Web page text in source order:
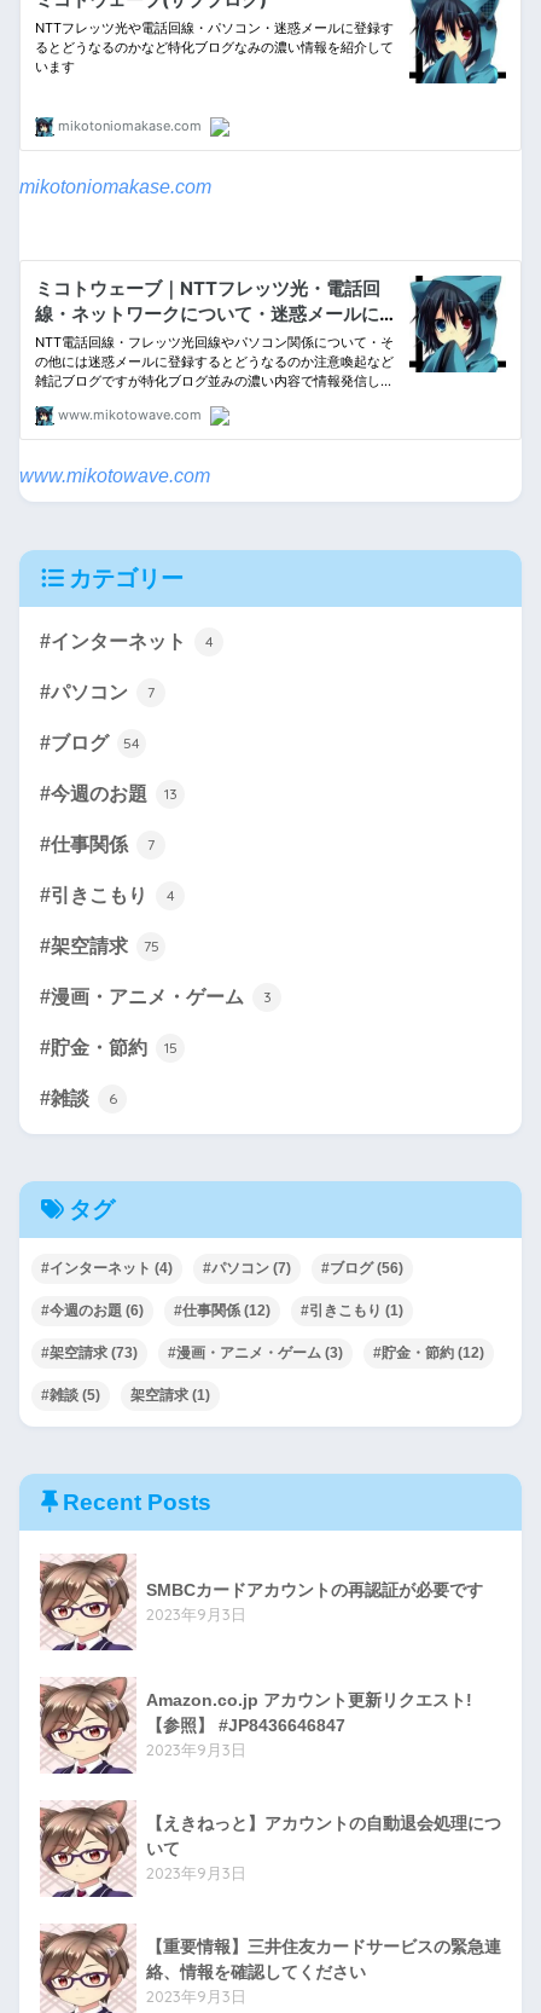
mikotoniomakase.com
www.mikotowave.com
カテゴリー
#インターネット 4
#パソコン 7
#ブログ 54
#今週のお題 13
#仕事関係 7
#引きこもり 4
#架空請求 75
#漫画・アニメ・ゲーム 3
#貯金・節約 15
#雑談 6
タグ
#インターネット (4) #パソコン (7) #ブログ(56)
#今週のお題 (6) #仕事関係 (12) #引きこもり (1)
#架空請求 (73) #漫画・アニメ・ゲーム (3) #貯金・節約 (12)
#雑談 (5) 架空請求 (1)
Recent Posts
SMBCカードアカウントの再認証が必要です
2023年9月3日
Amazon.co.jp アカウント更新リクエスト!
【参照】 #JP8436646847
2023年9月3日
【えきねっと】アカウントの自動退会処理につ
いて
2023年9月3日
【重要情報】三井住友カードサービスの緊急連
絡、情報を確認してください
2023年9月3日